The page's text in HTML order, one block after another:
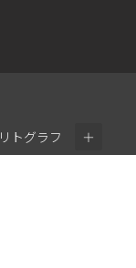
リトグラフ ＋